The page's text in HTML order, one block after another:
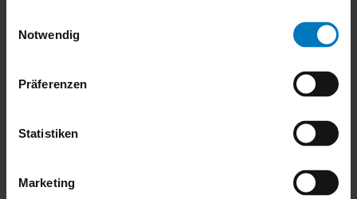
Notwendig
Präferenzen
Statistiken
Marketing
O nás
Kontaktná